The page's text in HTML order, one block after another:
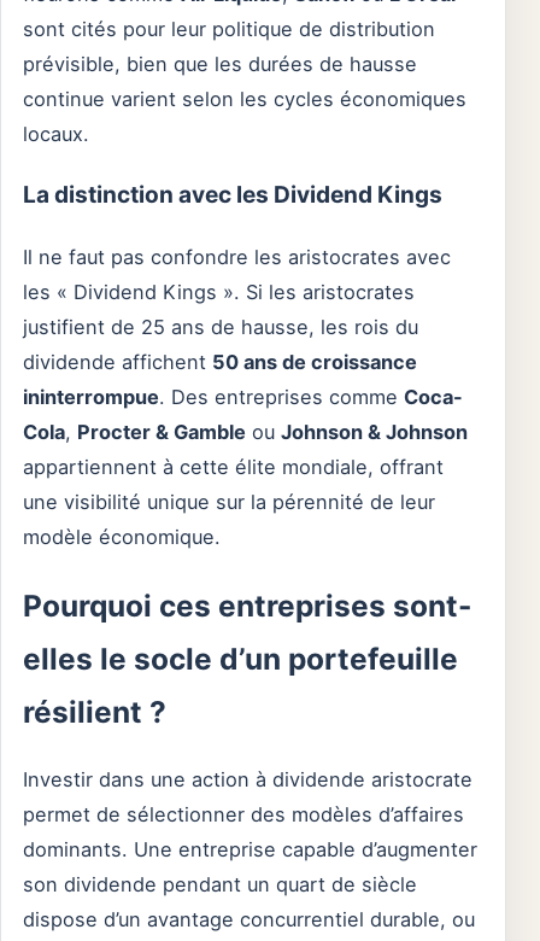
sont cités pour leur politique de distribution
prévisible, bien que les durées de hausse
continue varient selon les cycles économiques
locaux.
La distinction avec les Dividend Kings
Il ne faut pas confondre les aristocrates avec
les « Dividend Kings ». Si les aristocrates
justifient de 25 ans de hausse, les rois du
dividende affichent 50 ans de croissance
ininterrompue. Des entreprises comme Coca-
Cola, Procter & Gamble ou Johnson & Johnson
appartiennent à cette élite mondiale, offrant
une visibilité unique sur la pérennité de leur
modèle économique.
Pourquoi ces entreprises sont-
elles le socle d’un portefeuille
résilient ?
Investir dans une action à dividende aristocrate
permet de sélectionner des modèles d’affaires
dominants. Une entreprise capable d’augmenter
son dividende pendant un quart de siècle
dispose d’un avantage concurrentiel durable, ou